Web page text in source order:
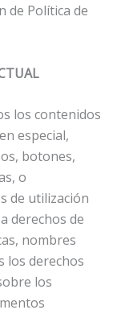
de Política de
los contenidos
especial,
botones,
o
de utilización
derechos de
nombres
los derechos
los